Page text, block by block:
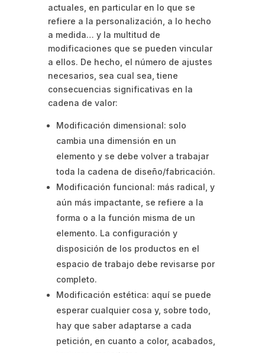
actuales, en particular en lo que se
refiere a la personalización, a lo hecho
a medida… y la multitud de
modificaciones que se pueden vincular
a ellos. De hecho, el número de ajustes
necesarios, sea cual sea, tiene
consecuencias significativas en la
cadena de valor:
Modificación dimensional: solo
cambia una dimensión en un
elemento y se debe volver a trabajar
toda la cadena de diseño/fabricación.
Modificación funcional: más radical, y
aún más impactante, se refiere a la
forma o a la función misma de un
elemento. La configuración y
disposición de los productos en el
espacio de trabajo debe revisarse por
completo.
Modificación estética: aquí se puede
esperar cualquier cosa y, sobre todo,
hay que saber adaptarse a cada
petición, en cuanto a color, acabados,